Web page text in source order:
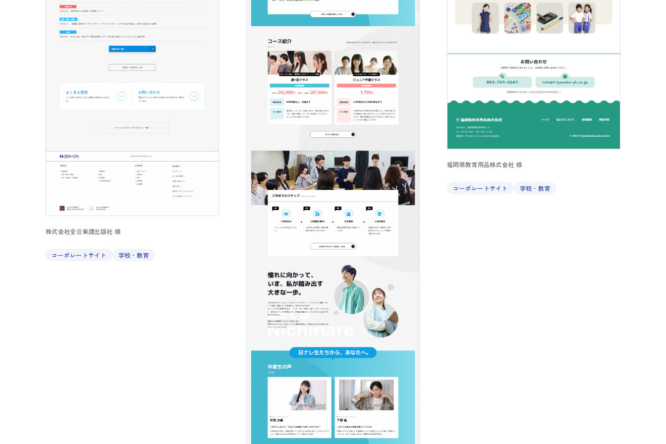
株式会社全⾳楽譜出版社 様
コーポレートサイト 学校・教育
福岡県教育用品株式会社 様
コーポレートサイト 学校・教育